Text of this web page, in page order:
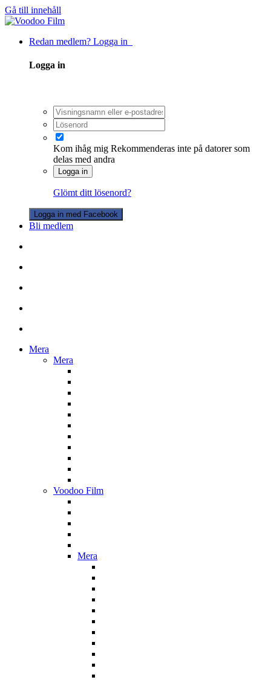
Gå till innehåll
Redan medlem? Logga in
Logga in
Kom ihåg mig Rekommenderas inte på datorer som
delas med andra
Logga in
Glömt ditt lösenord?
Logga in med Facebook
Bli medlem
Mera
Mera
Voodoo Film
Mera